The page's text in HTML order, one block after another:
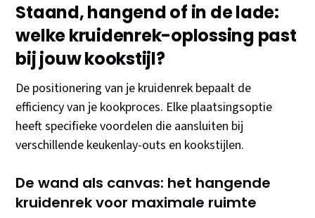
Staand, hangend of in de lade:
welke kruidenrek-oplossing past
bij jouw kookstijl?
De positionering van je kruidenrek bepaalt de
efficiency van je kookproces. Elke plaatsingsoptie
heeft specifieke voordelen die aansluiten bij
verschillende keukenlay-outs en kookstijlen.
De wand als canvas: het hangende
kruidenrek voor maximale ruimte